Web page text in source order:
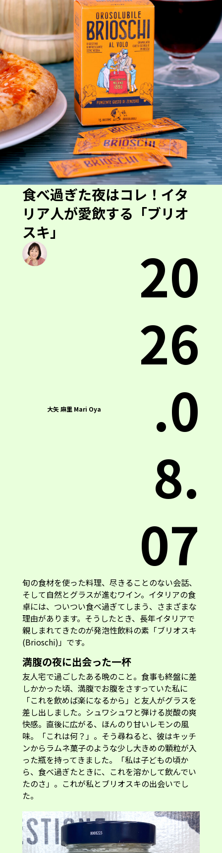
食べ過ぎた夜はコレ！イタ
リア人が愛飲する「ブリオ
スキ」
大矢 麻里 Mari Oya
20
26
.0
8.
07
旬の食材を使った料理、尽きることのない会話、
そして自然とグラスが進むワイン。イタリアの食
卓には、ついつい食べ過ぎてしまう、さまざまな
理由があります。そうしたとき、長年イタリアで
親しまれてきたのが発泡性飲料の素「ブリオスキ
(Brioschi)」です。
満腹の夜に出会った一杯
友人宅で過ごしたある晩のこと。食事も終盤に差
しかかった頃、満腹でお腹をさすっていた私に
「これを飲めば楽になるから」と友人がグラスを
差し出しました。シュワシュワと弾ける炭酸の爽
快感。直後に広がる、ほんのり甘いレモンの風
味。「これは何？」。そう尋ねると、彼はキッチ
ンからラムネ菓子のような少し大きめの顆粒が入
った瓶を持ってきました。「私は子どもの頃か
ら、食べ過ぎたときに、これを溶かして飲んでい
たのさ」。これが私とブリオスキの出会いでし
た。